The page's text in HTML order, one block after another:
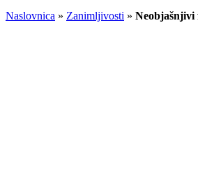
Naslovnica » Zanimljivosti » Neobjašnjivi